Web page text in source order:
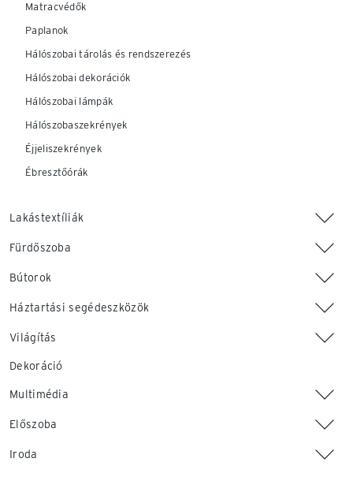
Matracvédők
Paplanok
Hálószobai tárolás és rendszerezés
Hálószobai dekorációk
Hálószobai lámpák
Hálószobaszekrények
Éjjeliszekrények
Ébresztőórák
Lakástextíliák
Fürdőszoba
Bútorok
Háztartási segédeszközök
Világítás
Dekoráció
Multimédia
Előszoba
Iroda